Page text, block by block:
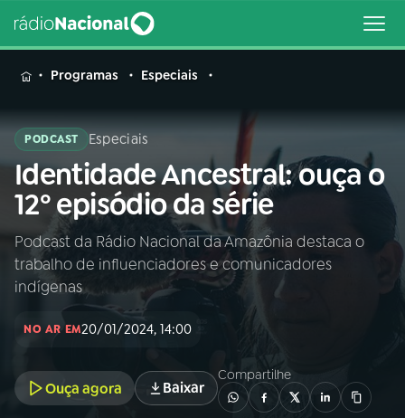
MENU
Buscar
na
Rádio
Nacional
Buscar
AO VIVO
01INÍCIO
02A RÁDIO
Programas Especiais
PODCAST Especiais
Identidade Ancestral: ouça o
12º episódio da série
Podcast da Rádio Nacional da Amazônia destaca o
trabalho de influenciadores e comunicadores
indígenas
NO AR EM20/01/2024, 14:00
Ouça agora Baixar
Compartilhe